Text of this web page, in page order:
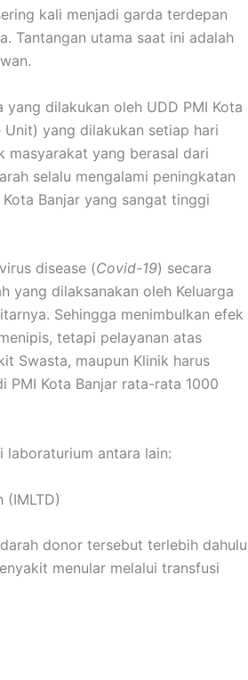
kali menjadi garda terdepan
Tantangan utama saat ini adalah
dilakukan oleh UDD PMI Kota
yang dilakukan setiap hari
masyarakat yang berasal dari
selalu mengalami peningkatan
Banjar yang sangat tinggi
disease (Covid-19) secara
yang dilaksanakan oleh Keluarga
Sehingga menimbulkan efek
tetapi pelayanan atas
Swasta, maupun Klinik harus
PMI Kota Banjar rata-rata 1000
laboraturium antara lain:
(IMLTD)
donor tersebut terlebih dahulu
menular melalui transfusi